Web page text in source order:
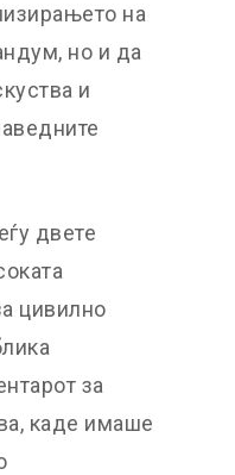
на
но и да
и
двете
цивилно
за
каде имаше